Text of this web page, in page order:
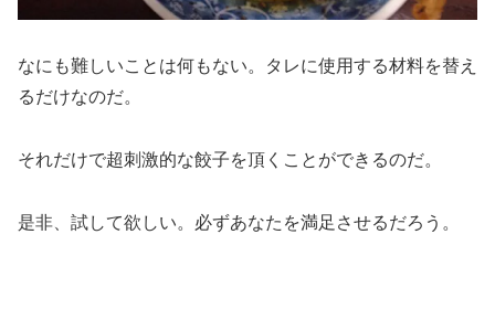
なにも難しいことは何もない。タレに使用する材料を替え
るだけなのだ。
それだけで超刺激的な餃子を頂くことができるのだ。
是非、試して欲しい。必ずあなたを満足させるだろう。